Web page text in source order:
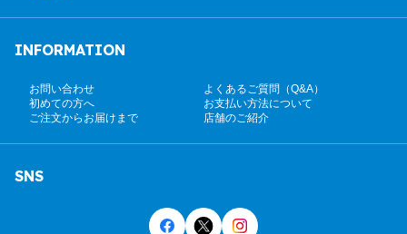
INFORMATION
お問い合わせ
よくあるご質問（Q&A）
初めての方へ
お支払い方法について
ご注文からお届けまで
店舗のご紹介
SNS